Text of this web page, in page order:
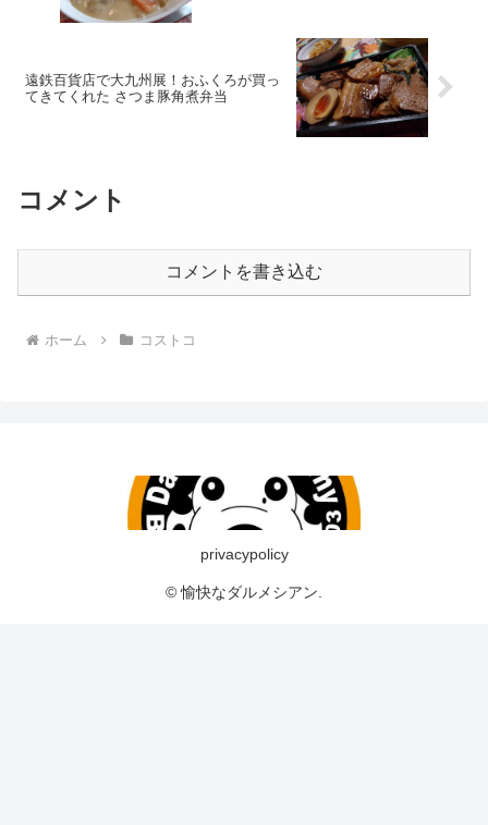
遠鉄百貨店で大九州展！おふくろが買っ
てきてくれた さつま豚角煮弁当
コメント
コメントを書き込む
ホーム コストコ
privacypolicy
© 愉快なダルメシアン.